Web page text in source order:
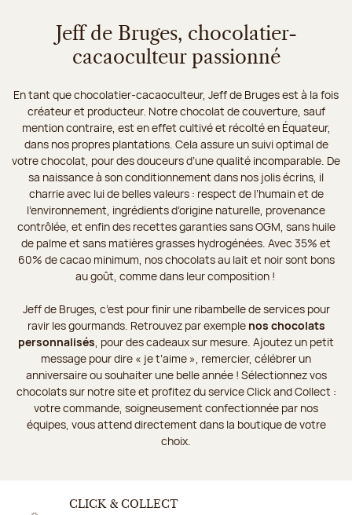
Jeff de Bruges, chocolatier-
cacaoculteur passionné
En tant que chocolatier-cacaoculteur, Jeff de Bruges est à la fois
créateur et producteur. Notre chocolat de couverture, sauf
mention contraire, est en effet cultivé et récolté en Équateur,
dans nos propres plantations. Cela assure un suivi optimal de
votre chocolat, pour des douceurs d’une qualité incomparable. De
sa naissance à son conditionnement dans nos jolis écrins, il
charrie avec lui de belles valeurs : respect de l’humain et de
l’environnement, ingrédients d’origine naturelle, provenance
contrôlée, et enfin des recettes garanties sans OGM, sans huile
de palme et sans matières grasses hydrogénées. Avec 35% et
60% de cacao minimum, nos chocolats au lait et noir sont bons
au goût, comme dans leur composition !
Jeff de Bruges, c’est pour finir une ribambelle de services pour
ravir les gourmands. Retrouvez par exemple nos chocolats
personnalisés , pour des cadeaux sur mesure. Ajoutez un petit
message pour dire « je t’aime », remercier, célébrer un
anniversaire ou souhaiter une belle année ! Sélectionnez vos
chocolats sur notre site et profitez du service Click and Collect :
votre commande, soigneusement confectionnée par nos
équipes, vous attend directement dans la boutique de votre
choix.
CLICK & COLLECT